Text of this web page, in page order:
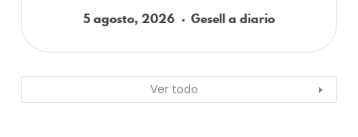
5 agosto, 2026 Gesell a diario
Ver todo